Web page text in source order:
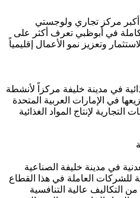
مركز تجاري ولوجستي
في أبوظبي تعرف أكثر على
وتعزيز نمو الأعمال إقليمياً
في مدينة خليفة مركزاً لأنشطة
في الإمارات العربية المتحدة
لإنتاج المواد الغذائية
في مدينة خليفة الصناعية
العاملة في هذا القطاع
التكاليف عالية التنافسية